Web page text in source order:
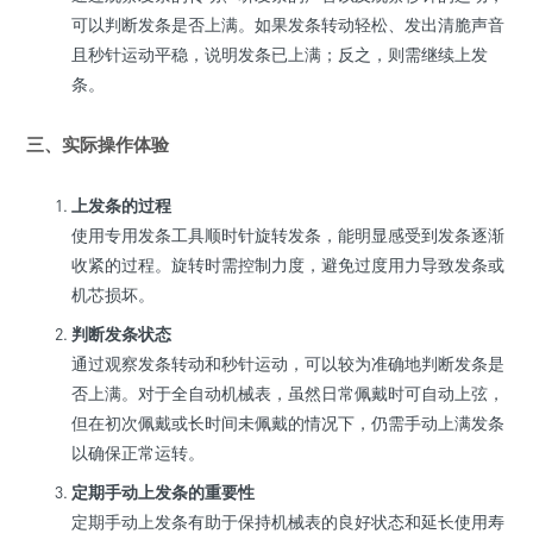
可以判断发条是否上满。如果发条转动轻松、发出清脆声音
且秒针运动平稳，说明发条已上满；反之，则需继续上发
条。
三、实际操作体验
上发条的过程
使用专用发条工具顺时针旋转发条，能明显感受到发条逐渐
收紧的过程。旋转时需控制力度，避免过度用力导致发条或
机芯损坏。
判断发条状态
通过观察发条转动和秒针运动，可以较为准确地判断发条是
否上满。对于全自动机械表，虽然日常佩戴时可自动上弦，
但在初次佩戴或长时间未佩戴的情况下，仍需手动上满发条
以确保正常运转。
定期手动上发条的重要性
定期手动上发条有助于保持机械表的良好状态和延长使用寿